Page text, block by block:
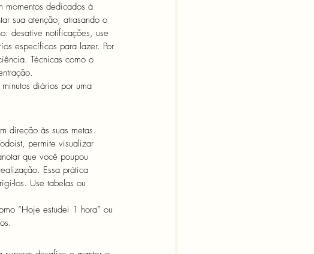
momentos dedicados à
sua atenção, atrasando o
desative notificações, use
específicos para lazer. Por
Técnicas como o
diários por uma
direção às suas metas.
permite visualizar
que você poupou
Essa prática
los. Use tabelas ou
“Hoje estudei 1 hora” ou